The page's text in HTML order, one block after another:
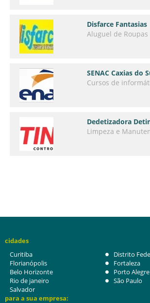
Disfarce Fantasias
Aluguel de Roupas
SENAC Caxias do
Cursos de
Dedetizadora
Limpeza e
cidades
Curitiba
Distrito
Florianópolis
Fortaleza
Belo Horizonte
Porto Alegre
Rio de janeiro
São Paulo
Salvador
para a sua empresa: